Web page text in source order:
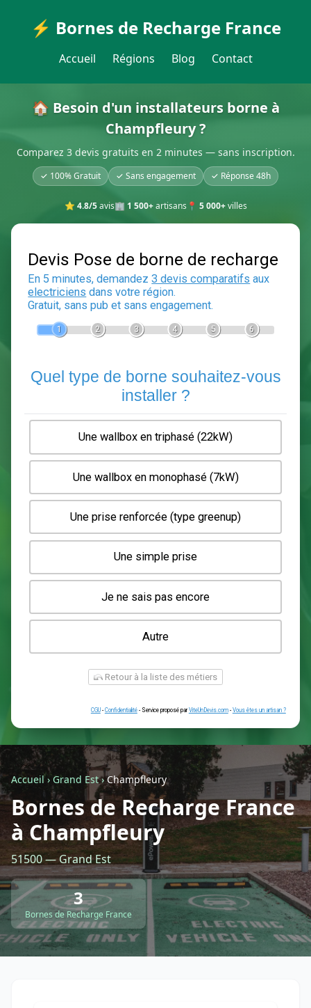
⚡ Bornes de Recharge France
Accueil Régions Blog Contact
🏠 Besoin d'un installateurs borne à
Champfleury ?
Comparez 3 devis gratuits en 2 minutes — sans inscription.
✓ 100% Gratuit ✓ Sans engagement ✓ Réponse 48h
⭐ 4.8/5avis🏢 1 500+artisans 📍 5 000+villes
Devis Pose de borne de
En 5 minutes, demandez3 devis comparatifs
Gratuit, sans pub et sans engagement.
2 3 6
Quel type de borne souhaitez-
installer ?
Une wallbox en triphasé (22kW)
Une wallbox en monophasé (7kW)
Une prise renforcée (type greenup)
Une simple prise
Je ne sais pas encore
Autre
Retour à la liste des métiers
CGU-Confidentialité- Service proposé parViteUnDevis.com-Vous
Accueil› Grand Est›Champfleury
Bornes de Recharge France
à Champfleury
51500 — Grand Est
3
Bornes de Recharge France